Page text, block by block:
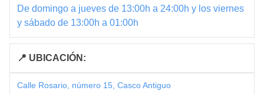
De domingo a jueves de 13:00h a 24:00h y los viernes
y sábado de 13:00h a 01:00h
📍 UBICACIÓN:
Calle Rosario, número 15, Casco Antiguo